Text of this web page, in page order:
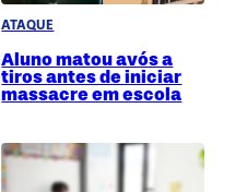
ATAQUE
Aluno matou avós a
tiros antes de iniciar
massacre em escola